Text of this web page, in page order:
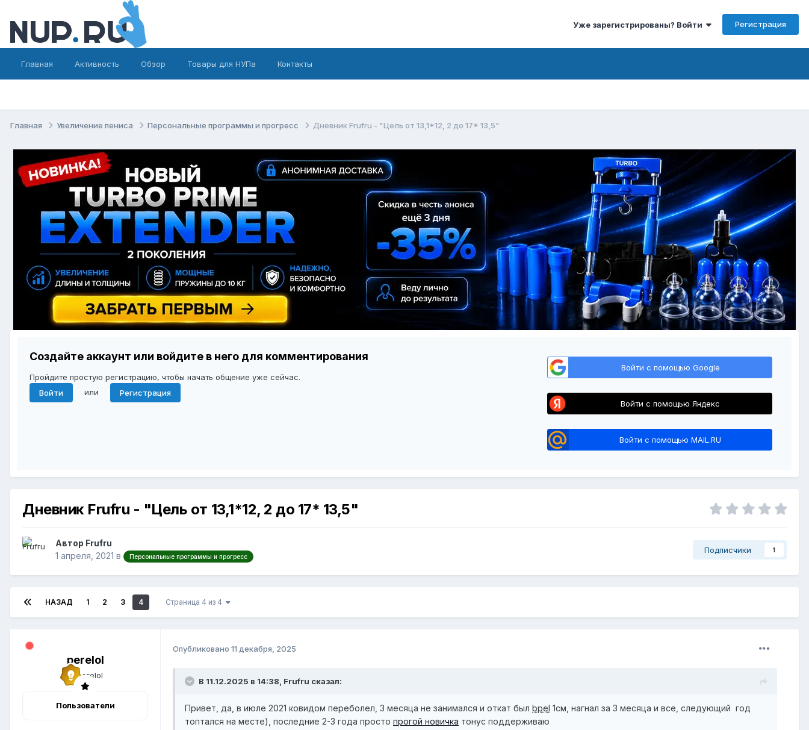
Уже зарегистрированы? Войти Регистрация
Главная Активность Обзор Товары для НУПа Контакты
Главная Увеличение пениса Персональные программы и прогресс Дневник Frufru - "Цель от 13,1*12, 2 до 17* 13,5"
Создайте аккаунт или войдите в него для комментирования
Пройдите простую регистрацию, чтобы начать общение уже сейчас.
Войти
или Регистрация
Войти с помощью Google
Войти с помощью Яндекс
Войти с помощью MAIL.RU
Дневник Frufru - "Цель от 13,1*12, 2 до 17* 13,5"
Автор Frufru
1 апреля, 2021 в Персональные программы и прогресс
Подписчики 1
НАЗАД 1 2 3 4 Страница 4 из 4
perelol
Пользователи
Опубликовано 11 декабря, 2025
В 11.12.2025 в 14:38, Frufru сказал:
Привет, да, в июле 2021 ковидом переболел, 3 месяца не занимался и откат был bpel 1см, нагнал за 3 месяца и все, следующий год
топтался на месте), последние 2-3 года просто прогой новичка тонус поддерживаю